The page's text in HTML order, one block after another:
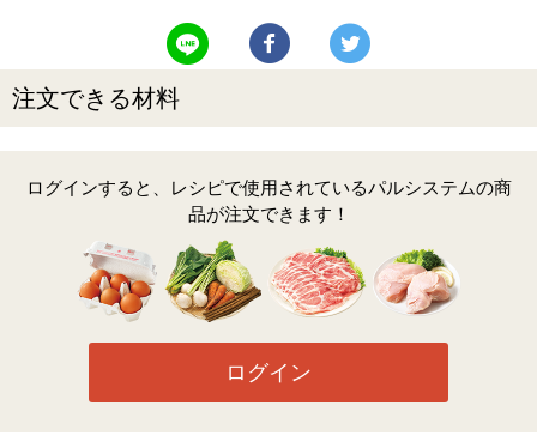
LINEで送る Facebookでシェアする
注文できる材料
ログインすると、レシピで使用されているパルシステムの商
品が注文できます！
ログイン